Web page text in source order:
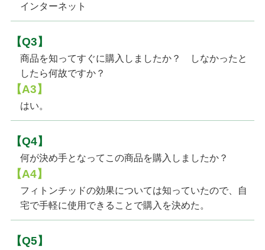
インターネット
【Q3】
商品を知ってすぐに購入しましたか？ しなかったと
したら何故ですか？
【A3】
はい。
【Q4】
何が決め手となってこの商品を購入しましたか？
【A4】
フィトンチッドの効果については知っていたので、自
宅で手軽に使用できることで購入を決めた。
【Q5】